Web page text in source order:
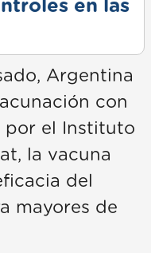
en las
Argentina
con
por el Instituto
la vacuna
del
mayores de